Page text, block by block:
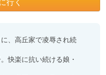
行く
、高丘家で凌辱され続
快楽に抗い続ける娘・